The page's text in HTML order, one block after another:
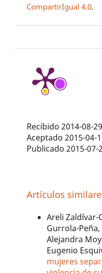
CompartirIgual 4.0.
Recibido 2014-08-29
Aceptado 2015-04-
Publicado 2015-07-
Artículos
Areli
Gurrola-
Alejandra
Eugenio
mujeres